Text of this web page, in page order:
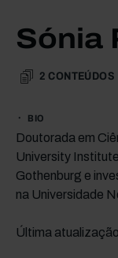
Sónia
2 CONTEÚDOS
BIO
Doutorada em
University
Gothenburg e
na Universidade
Última